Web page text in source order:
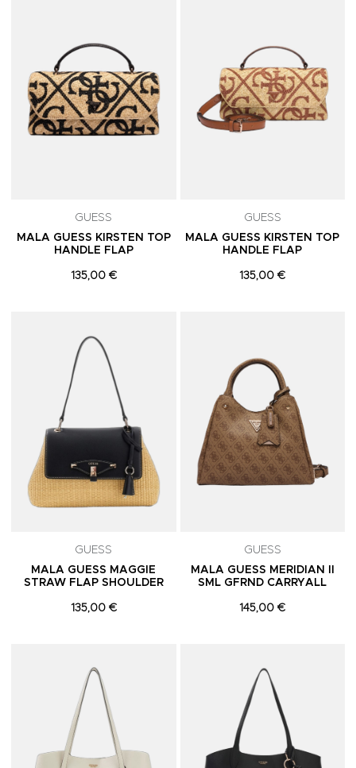
GUESS
MALA GUESS KIRSTEN TOP
HANDLE FLAP
135,00 €
GUESS
MALA GUESS KIRSTEN TOP
HANDLE FLAP
135,00 €
GUESS
MALA GUESS MAGGIE
STRAW FLAP SHOULDER
135,00 €
GUESS
MALA GUESS MERIDIAN II
SML GFRND CARRYALL
145,00 €